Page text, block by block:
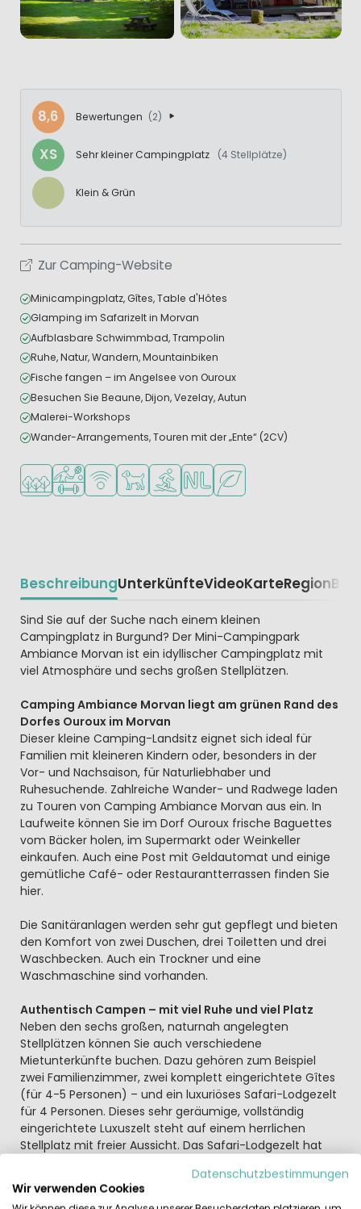
8,6 Bewertungen (2)
XS Sehr kleiner Campingplatz (4 Stellplätze)
Klein & Grün
Zur Camping-Website
Minicampingplatz, Gîtes, Table d'Hôtes
Glamping im Safarizelt in Morvan
Aufblasbare Schwimmbad, Trampolin
Ruhe, Natur, Wandern, Mountainbiken
Fische fangen – im Angelsee von Ouroux
Besuchen Sie Beaune, Dijon, Vezelay, Autun
Malerei-Workshops
Wander-Arrangements, Touren mit der „Ente“ (2CV)
In waldreicher Umgebung
Viele Sportmöglichkeiten
WLAN verfügbar
Haustiere erlaubt
Wassersportmöglichkeiten
Niederländische Leitung
Grüne Lage
BeschreibungUnterkünfteVideoKarteRegion
Beschrijving
Sind Sie auf der Suche nach einem kleinen
Campingplatz in Burgund? Der Mini-Campingpark
Ambiance Morvan ist ein idyllischer Campingplatz mit
viel Atmosphäre und sechs großen Stellplätzen.
Camping Ambiance Morvan liegt am grünen Rand des
Dorfes Ouroux im Morvan
Dieser kleine Camping-Landsitz eignet sich ideal für
Familien mit kleineren Kindern oder, besonders in der
Vor- und Nachsaison, für Naturliebhaber und
Ruhesuchende. Zahlreiche Wander- und Radwege laden
zu Touren von Camping Ambiance Morvan aus ein. In
Laufweite können Sie im Dorf Ouroux frische Baguettes
vom Bäcker holen, im Supermarkt oder Weinkeller
einkaufen. Auch eine Post mit Geldautomat und einige
gemütliche Café- oder Restaurantterrassen finden Sie
hier.
Die Sanitäranlagen werden sehr gut gepflegt und bieten
den Komfort von zwei Duschen, drei Toiletten und drei
Waschbecken. Auch ein Trockner und eine
Waschmaschine sind vorhanden.
Authentisch Campen – mit viel Ruhe und viel Platz
Neben den sechs großen, naturnah angelegten
Stellplätzen können Sie auch verschiedene
Mietunterkünfte buchen. Dazu gehören zum Beispiel
zwei Familienzimmer, zwei komplett eingerichtete Gîtes
(für 4-5 Personen) – und ein luxuriöses Safari-Lodgezelt
für 4 Personen. Dieses sehr geräumige, vollständig
eingerichtete Luxuszelt steht auf einem herrlichen
Stellplatz mit freier Aussicht. Das Safari-Lodgezelt hat
eine Küchenausstattung. Im vorderen Bereich können
Sie auf der überdachten Terrasse entspannen. Wasser,
Datenschutzbestimmungen
Wir verwenden Cookies